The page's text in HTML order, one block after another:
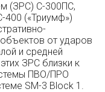
(ЗРС) С-300ПС,
(«Триумф»)
от ударов
и средней
ЗРС близки к
ПВО/ПРО
SM-3 Block 1.